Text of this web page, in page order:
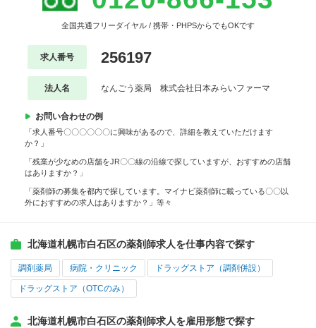
全国共通フリーダイヤル / 携帯・PHPSからでもOKです
求人番号 256197
法人名 なんごう薬局 株式会社日本みらいファーマ
お問い合わせの例
「求人番号〇〇〇〇〇〇に興味があるので、詳細を教えていただけます
か？」
「残業が少なめの店舗をJR〇〇線の沿線で探していますが、おすすめの店舗
はありますか？」
「薬剤師の募集を都内で探しています。マイナビ薬剤師に載っている〇〇以
外におすすめの求人はありますか？」等々
北海道札幌市白石区の薬剤師求人を仕事内容で探す
調剤薬局 病院・クリニック ドラッグストア（調剤併設）
ドラッグストア（OTCのみ）
北海道札幌市白石区の薬剤師求人を雇用形態で探す